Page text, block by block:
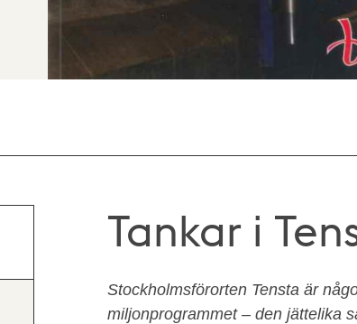
Tankar i
Stockholmsförorten Tensta är
miljonprogrammet – den jättelika